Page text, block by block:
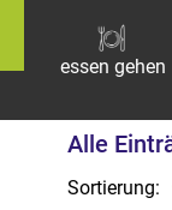
essen gehen
Alle
Sortierung: